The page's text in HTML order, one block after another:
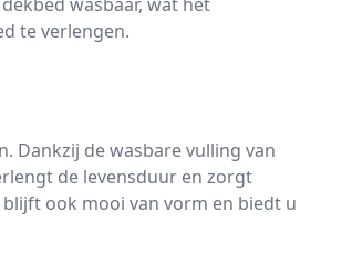
te verlengen.
Dankzij de wasbare vulling van
de levensduur en zorgt
ook mooi van vorm en biedt u